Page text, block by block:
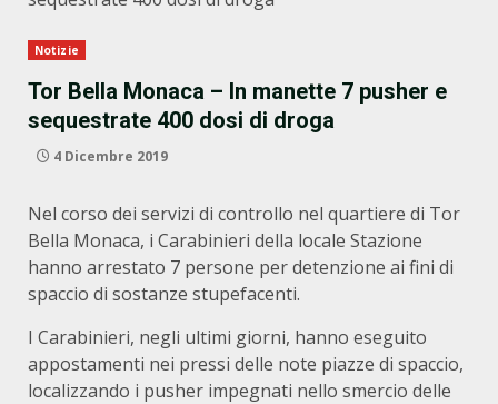
Notizie
Tor Bella Monaca – In manette 7 pusher e
sequestrate 400 dosi di droga
4 Dicembre 2019
Nel corso dei servizi di controllo nel quartiere di Tor
Bella Monaca, i Carabinieri della locale Stazione
hanno arrestato 7 persone per detenzione ai fini di
spaccio di sostanze stupefacenti.
I Carabinieri, negli ultimi giorni, hanno eseguito
appostamenti nei pressi delle note piazze di spaccio,
localizzando i pusher impegnati nello smercio delle